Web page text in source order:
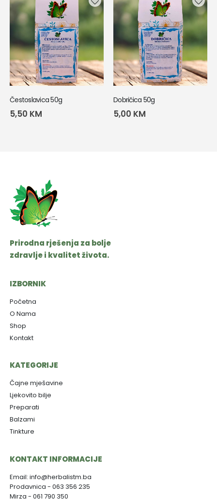
Čestoslavica 50g
5,50 KM
Dobričica 50g
5,00 KM
Prirodna rješenja za bolje
zdravlje i kvalitet života.
IZBORNIK
Početna
O Nama
Shop
Kontakt
KATEGORIJE
Čajne mješavine
Ljekovito bilje
Preparati
Balzami
Tinkture
KONTAKT INFORMACIJE
Email: info@herbalistm.ba
Prodavnica - 063 356 235
Mirza - 061 790 350